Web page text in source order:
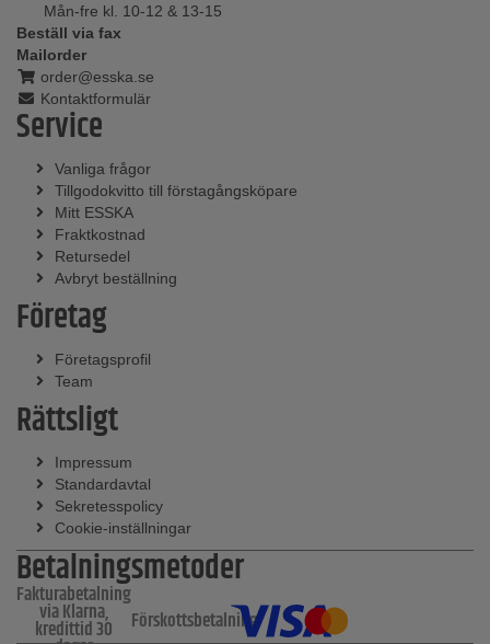
Mån-fre kl. 10-12 & 13-15
Beställ via fax
Mailorder
order@esska.se
Kontaktformulär
Service
Vanliga frågor
Tillgodokvitto till förstagångsköpare
Mitt ESSKA
Fraktkostnad
Retursedel
Avbryt beställning
Företag
Företagsprofil
Team
Rättsligt
Impressum
Standardavtal
Sekretesspolicy
Cookie-inställningar
Betalningsmetoder
Fakturabetalning
via Klarna,
kredittid 30 Förskottsbetalning